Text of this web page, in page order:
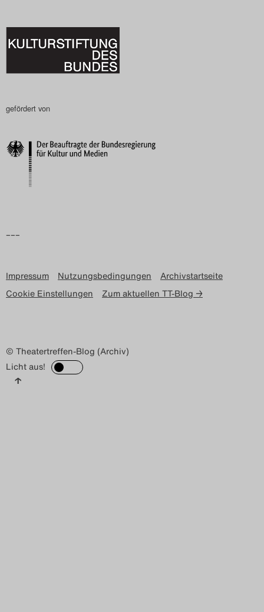
gefördert von
–––
Impressum Nutzungsbedingungen
Archivstartseite
Cookie Einstellungen
Zum aktuellen TT-Blog →
© Theatertreffen-Blog (Archiv)
Licht aus!
↑